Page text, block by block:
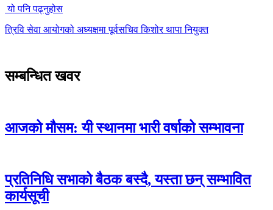
यो पनि पढ्नुहोस
त्रिवि सेवा आयोगको अध्यक्षमा पूर्वसचिव किशोर थापा नियुक्त
सम्बन्धित खवर
आजको मौसम: यी स्थानमा भारी वर्षाको सम्भावना
प्रतिनिधि सभाको बैठक बस्दै, यस्ता छन् सम्भावित
कार्यसूची